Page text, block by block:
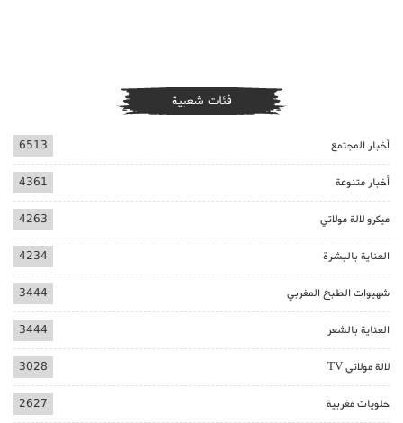
فئات شعبية
أخبار المجتمع 6513
أخبار متنوعة 4361
ميكرو لالة مولاتي 4263
العناية بالبشرة 4234
شهيوات الطبخ المغربي 3444
العناية بالشعر 3444
لالة مولاتي TV 3028
حلويات مغربية 2627